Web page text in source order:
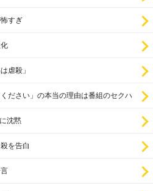
すぎ
虐殺」
ださい」の本当の理由は番組のセクハ
沈黙
を告白